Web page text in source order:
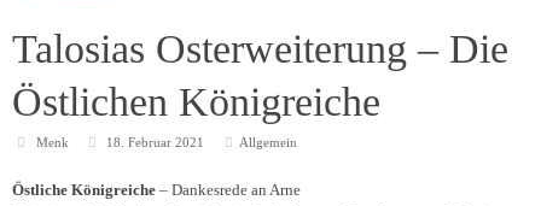
Talosias Osterweiterung – Die
Östlichen Königreiche
Menk 18. Februar 2021 Allgemein
Östliche Königreiche – Dankesrede an Arne